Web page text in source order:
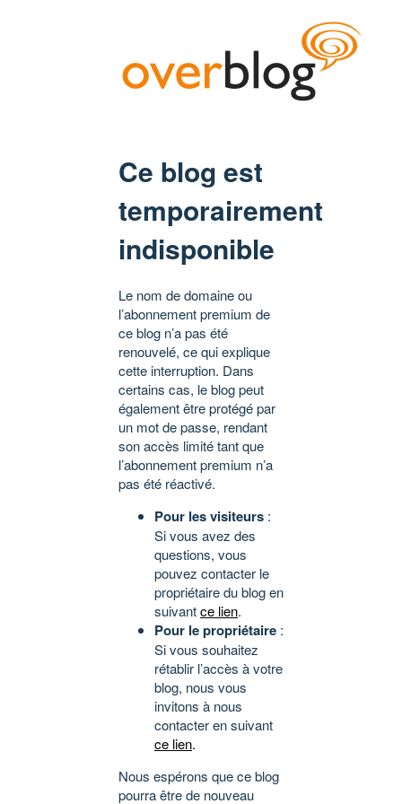
Ce blog est
temporairement
indisponible
Le nom de domaine ou
l’abonnement premium de
ce blog n’a pas été
renouvelé, ce qui explique
cette interruption. Dans
certains cas, le blog peut
également être protégé par
un mot de passe, rendant
son accès limité tant que
l’abonnement premium n’a
pas été réactivé.
Pour les visiteurs :
Si vous avez des
questions, vous
pouvez contacter le
propriétaire du blog en
suivantce lien.
Pour le propriétaire :
Si vous souhaitez
rétablir l’accès à votre
blog, nous vous
invitons à nous
contacter en suivant
ce lien.
Nous espérons que ce blog
pourra être de nouveau